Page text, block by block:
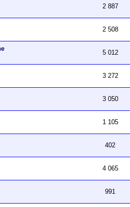
2 887
2 508
5 012
3 272
3 050
1 105
402
4 065
991